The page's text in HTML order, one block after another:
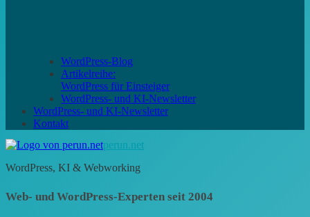
WordPress-Blog
Artikelreihe:
WordPress für Einsteiger
WordPress- und KI-Newsletter
WordPress- und KI-Newsletter
Kontakt
perun.net
WordPress, KI & Webworking
Web- und WordPress-Experten seit 2004